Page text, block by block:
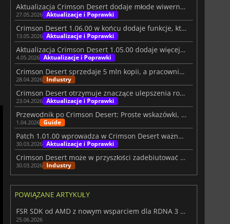
Aktualizacja Crimson Desert dodaje młode wiwerny, stawy i nie tylko
27.05.2026 Aktualizacje i Poprawki
Crimson Desert 1.06.00 w końcu dodaje funkcje, których oczekiwali gracze
13.05.2026 Aktualizacje i Poprawki
Aktualizacja Crimson Desert 1.05.00 dodaje więcej powodów do powrotu
4.05.2026 Aktualizacje i Poprawki
Crimson Desert sprzedaje 5 mln kopii, a pracownicy dostają premię 3400 USD
28.04.2026 Industry
Crimson Desert otrzymuje znaczące ulepszenia rozgrywki i oprawy wizualnej
23.04.2026 Aktualizacje i Poprawki
Przewodnik po Crimson Desert: Proste wskazówki, które usprawnią podróż
1.04.2026 Guide
Patch 1.01.00 wprowadza w Crimson Desert ważne ulepszenia
30.03.2026 Aktualizacje i Poprawki
Crimson Desert może w przyszłości zadebiutować na Nintendo Switch 2
30.03.2026 Industry
POWIĄZANE ARTYKUŁY
FSR SDK od AMD z nowym wsparciem dla RDNA 3 i odtwarzania promieni
25.06.2026